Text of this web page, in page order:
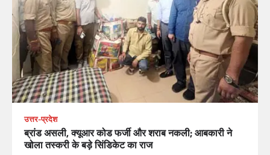
उत्तर-प्रदेश
ब्रांड असली, क्यूआर कोड फर्जी और शराब नकली; आबकारी ने
खोला तस्करी के बड़े सिंडिकेट का राज